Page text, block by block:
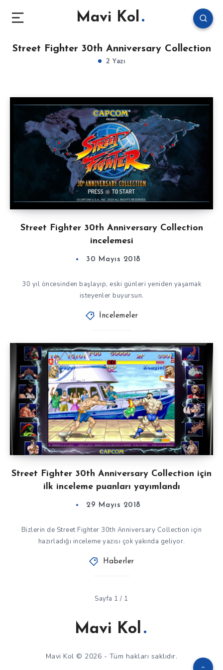
Mavi Kol
Street Fighter 30th Anniversary Collection
2 Yazı
Street Fighter 30th Anniversary Collection
incelemesi
30 Mayıs 2018
30 yıl öncesinden başlayıp, eski günleri yeniden yaşamak
isteyenler buyursun.
İncelemeler
Street Fighter 30th Anniversary Collection için
ilk inceleme puanları yayımlandı
29 Mayıs 2018
Bizlerin de Street Fighter 30th Anniversary Collection için
hazırladığı inceleme yazısı çok yakında geliyor.
Haberler
Sayfa 1 / 1
Mavi Kol
Mavi Kol © 2026 - Tüm hakları saklıdır.